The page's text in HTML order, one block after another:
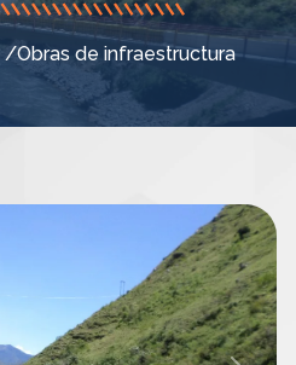
/Obras de infraestructura